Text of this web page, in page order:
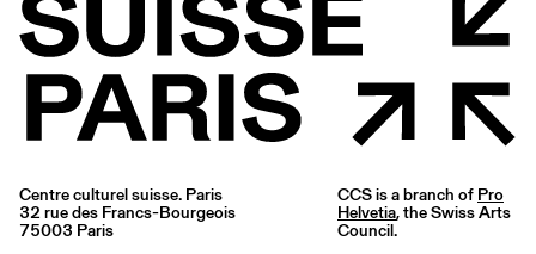
Centre culturel suisse. Paris
32 rue des Francs-Bourgeois
75003 Paris
CCS is a branch of Pro
Helvetia, the Swiss Arts
Council.